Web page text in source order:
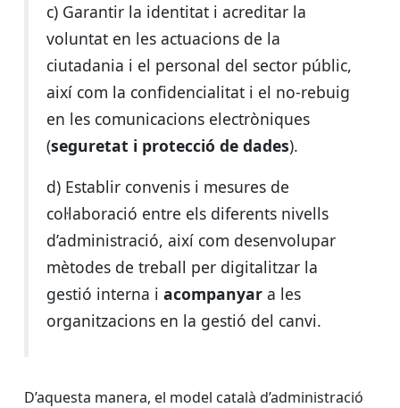
c) Garantir la identitat i acreditar la
voluntat en les actuacions de la
ciutadania i el personal del sector públic,
així com la confidencialitat i el no-rebuig
en les comunicacions electròniques
(seguretat i protecció de dades).
d) Establir convenis i mesures de
col·laboració entre els diferents nivells
d’administració, així com desenvolupar
mètodes de treball per digitalitzar la
gestió interna i acompanyar a les
organitzacions en la gestió del canvi.
D’aquesta manera, el model català d’administració